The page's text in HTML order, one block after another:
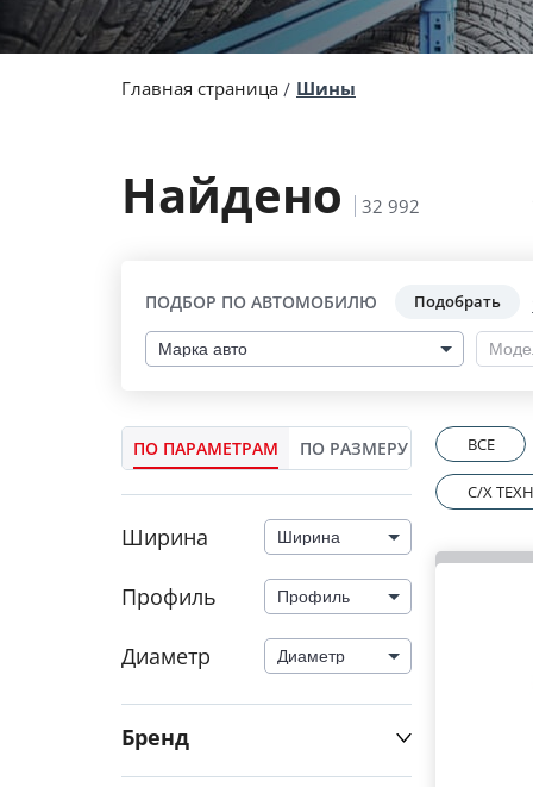
Главная страница Шины
Найдено 32 992
ПОДБОР ПО АВТОМОБИЛЮ Подобрать
Марка авто
ПО ПАРАМЕТРАМ ПО РАЗМЕРУ
Ширина Ширина
Профиль Профиль
Диаметр Диаметр
Бренд
ВСЕ
C/X